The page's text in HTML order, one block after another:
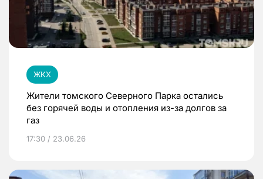
ЖКХ
Жители томского Северного Парка остались
без горячей воды и отопления из-за долгов за
газ
17:30 / 23.06.26